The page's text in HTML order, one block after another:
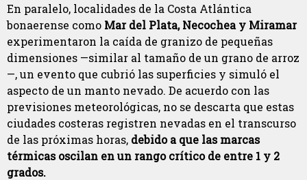
En paralelo, localidades de la Costa Atlántica
bonaerense como Mar del Plata, Necochea y Miramar
experimentaron la caída de granizo de pequeñas
dimensiones —similar al tamaño de un grano de arroz
—, un evento que cubrió las superficies y simuló el
aspecto de un manto nevado. De acuerdo con las
previsiones meteorológicas, no se descarta que estas
ciudades costeras registren nevadas en el transcurso
de las próximas horas, debido a que las marcas
térmicas oscilan en un rango crítico de entre 1 y 2
grados.